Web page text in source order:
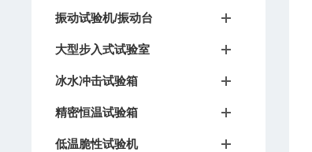
振动试验机/振动台
大型步入式试验室
冰水冲击试验箱
精密恒温试验箱
低温脆性试验机